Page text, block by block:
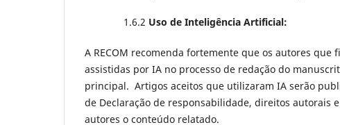
1.6.2 Uso de Inteligência Artificial:
A RECOM recomenda fortemente que os autores
assistidas por IA no processo de redação do
principal. Artigos aceitos que utilizaram IA serão
de Declaração de responsabilidade, direitos autorais
autores o conteúdo relatado.